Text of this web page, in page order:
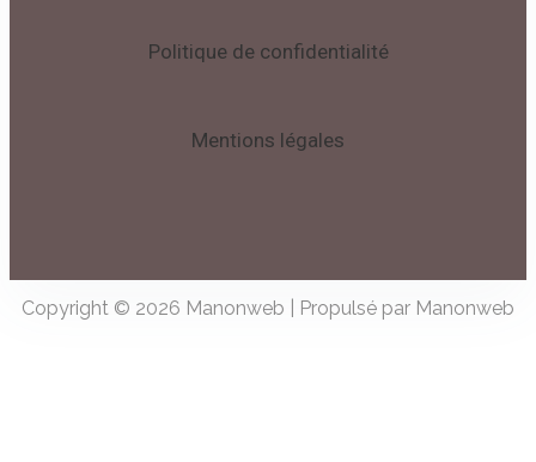
Politique de confidentialité
Mentions légales
Copyright © 2026 Manonweb | Propulsé par Manonweb